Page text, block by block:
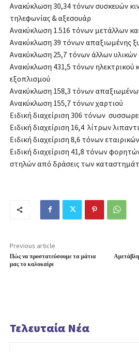
Ανακύκλωση 30,34 τόνων συσκευών
τηλεφωνίας & αξεσουάρ
Ανακύκλωση 1.516 τόνων μετάλλων
Ανακύκλωση 39 τόνων απαξιωμένης
Ανακύκλωση 25,7 τόνων άλλων υλικών
Ανακύκλωση 431,5 τόνων ηλεκτρικού
εξοπλισμού
Ανακύκλωση 158,3 τόνων
Ανακύκλωση 155,7 τόνων χαρτιού
Ειδική διαχείριση 306 τόνων
Ειδική διαχείριση 16,4 λίτρων
Ειδική διαχείριση 8,6 τόνων
Ειδική διαχείριση 41,8 τόνων
στηλών από δράσεις των
Previous article
Πώς να προστατεύσουμε τα μάτια
μας το καλοκαίρι
Τελευταία Νέα